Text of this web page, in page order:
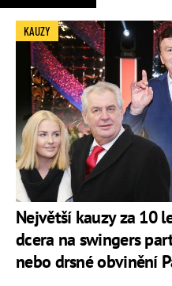
Největší kauzy za 10
dcera na swingers
nebo drsné obvinění
KAUZY